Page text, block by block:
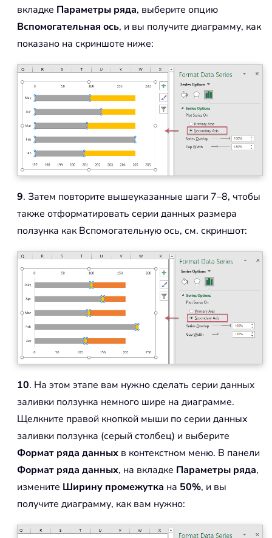
вкладке Параметры ряда, выберите опцию
Вспомогательная ось, и вы получите диаграмму, как
показано на скриншоте ниже:
9. Затем повторите вышеуказанные шаги 7–8, чтобы
также отформатировать серии данных размера
ползунка как Вспомогательную ось, см. скриншот:
10. На этом этапе вам нужно сделать серии данных
заливки ползунка немного шире на диаграмме.
Щелкните правой кнопкой мыши по серии данных
заливки ползунка (серый столбец) и выберите
Формат ряда данных в контекстном меню. В панели
Формат ряда данных, на вкладке Параметры ряда,
измените Ширину промежутка на 50%, и вы
получите диаграмму, как вам нужно: